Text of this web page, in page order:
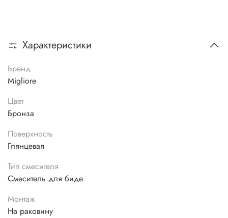
Характеристики
Бренд
Migliore
Цвет
Бронза
Поверхность
Глянцевая
Тип смесителя
Смеситель для биде
Монтаж
На раковину